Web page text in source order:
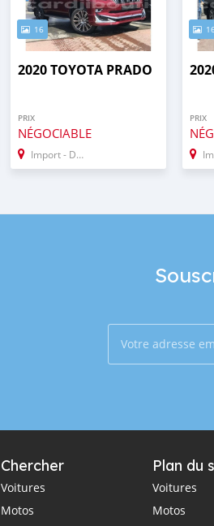
16
2020 TOYOTA PRADO
PRIX
NÉGOCIABLE
Import - Dubai
16
PRIX
Chercher
Voitures
Motos
Plan du
Voitures
Motos